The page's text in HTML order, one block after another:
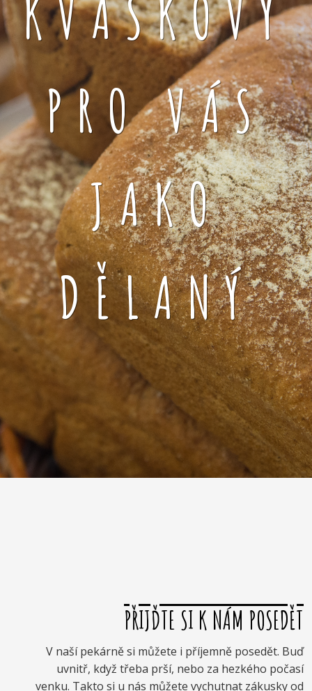
KVÁSKOVÝ
PRO VÁS
JAKO
DĚLANÝ
PŘIJĎTE SI K NÁM POSEDĚT
V naší pekárně si můžete i příjemně posedět. Buď
uvnitř, když třeba prší, nebo za hezkého počasí
venku. Takto si u nás můžete vychutnat zákusky od